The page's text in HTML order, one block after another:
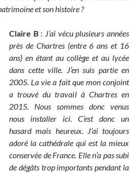
et son histoire ?
Claire B : J’ai vécu plusieurs années
près de Chartres (entre 6 ans et 16
ans) en étant au collège et au lycée
dans cette ville. J’en suis partie en
2005. La vie a fait que mon conjoint
a trouvé du travail à Chartres en
2015. Nous sommes donc venus
nous installer ici. C’est donc un
hasard mais heureux. J’ai toujours
adoré la cathédrale qui est la mieux
conservée de France. Elle n’a pas subi
de dégâts trop importants pendant la